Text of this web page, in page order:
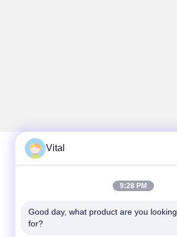
Contato rápido
Telefone
Vital
9:28 PM
Good day, what product are you looking
for?